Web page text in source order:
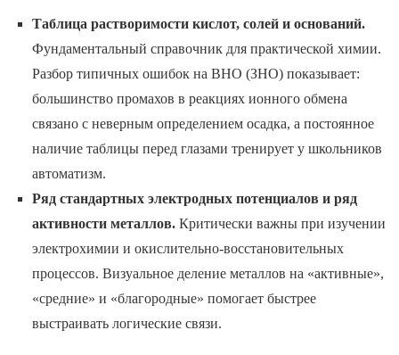
Таблица растворимости кислот, солей и оснований.
Фундаментальный справочник для практической химии.
Разбор типичных ошибок на ВНО (ЗНО) показывает:
большинство промахов в реакциях ионного обмена
связано с неверным определением осадка, а постоянное
наличие таблицы перед глазами тренирует у школьников
автоматизм.
Ряд стандартных электродных потенциалов и ряд
активности металлов.Критически важны при изучении
электрохимии и окислительно-восстановительных
процессов. Визуальное деление металлов на «активные»,
«средние» и «благородные» помогает быстрее
выстраивать логические связи.